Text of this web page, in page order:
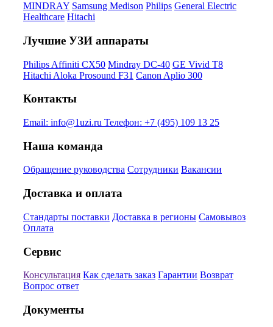
MINDRAY Samsung Medison Philips General Electric
Healthcare Hitachi
Лучшие УЗИ аппараты
Philips Affiniti CX50 Mindray DC-40 GE Vivid T8
Hitachi Aloka Prosound F31 Canon Aplio 300
Контакты
Email: info@1uzi.ru Телефон: +7 (495) 109 13 25
Наша команда
Обращение руководства Сотрудники Вакансии
Доставка и оплата
Стандарты поставки Доставка в регионы Самовывоз
Оплата
Сервис
Консультация Как сделать заказ Гарантии Возврат
Вопрос ответ
Документы